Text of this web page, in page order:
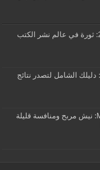
تحديثات بوك بولت 2.0: ثورة في عالم نشر الكتب
الشامل لتصدر نتائج
Math Pyramid Puzzle: نيش مربح ومنافسة قليلة